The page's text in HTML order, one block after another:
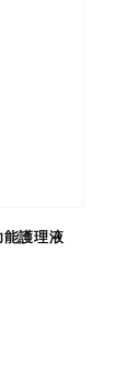
護理液